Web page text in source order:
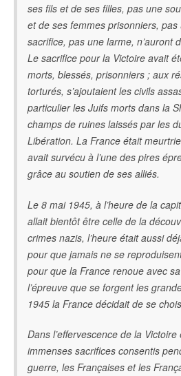
ses fils et de ses filles, pas une
et de ses femmes prisonniers,
sacrifice, pas une larme, n’auront
Le sacrifice pour la Victoire avait
morts, blessés, prisonniers ; aux
torturés, s’ajoutaient les civils
particulier les Juifs morts dans la
champs de ruines laissés par les
Libération. La France était
avait survécu à l’une des pires
grâce au soutien de ses alliés.
Le 8 mai 1945, à l’heure de la
allait bientôt être celle de la
crimes nazis, l’heure était aussi
pour que jamais ne se
pour que la France renoue avec
l’épreuve que se forgent les
1945 la France décidait de se
Dans l’effervescence de la
immenses sacrifices consentis
guerre, les Françaises et les